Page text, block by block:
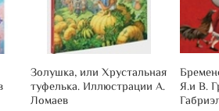
Золушка, или Хрустальная
туфелька. Иллюстрации А.
Ломаев
Я.и В.